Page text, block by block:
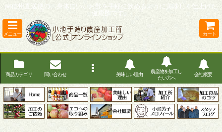
南信州直送便の、身体にいいお酢を手軽に飲めるように美味しく仕上げた
健康酢です。
メニュー カート
商品カテゴリ 問い合わせ 美味しい理由
農産物を加工し
たい方へ
会社概要